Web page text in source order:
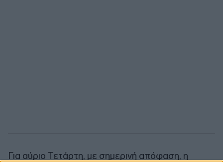
Για αύριο Τετάρτη, με σημερινή απόφαση, η